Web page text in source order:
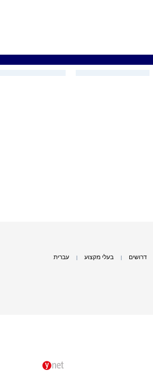
דרושים בעלי מקצוע עברית